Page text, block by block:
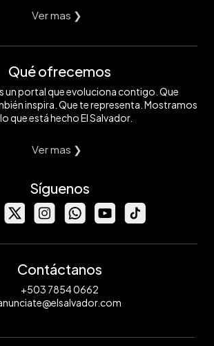
Ver mas ❯
Qué ofrecemos
un portal que evoluciona contigo. Que
inspira. Que te representa. Mostramos
que está hecho El Salvador.
Ver mas ❯
Síguenos
Contáctanos
+503 7854 0662